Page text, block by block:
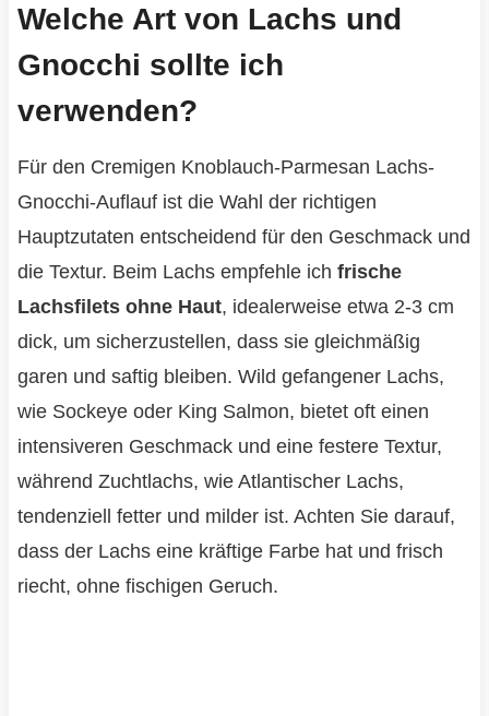
Welche Art von Lachs und
Gnocchi sollte ich
verwenden?
Für den Cremigen Knoblauch-Parmesan Lachs-
Gnocchi-Auflauf ist die Wahl der richtigen
Hauptzutaten entscheidend für den Geschmack und
die Textur. Beim Lachs empfehle ich frische
Lachsfilets ohne Haut, idealerweise etwa 2-3 cm
dick, um sicherzustellen, dass sie gleichmäßig
garen und saftig bleiben. Wild gefangener Lachs,
wie Sockeye oder King Salmon, bietet oft einen
intensiveren Geschmack und eine festere Textur,
während Zuchtlachs, wie Atlantischer Lachs,
tendenziell fetter und milder ist. Achten Sie darauf,
dass der Lachs eine kräftige Farbe hat und frisch
riecht, ohne fischigen Geruch.